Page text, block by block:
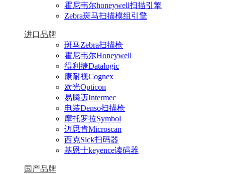
霍尼韦尔honeywell扫描引擎
Zebra斑马扫描模组引擎
进口品牌
斑马Zebra扫描枪
霍尼韦尔Honeywell
得利捷Datalogic
康耐视Cognex
欧光Opticon
易腾迈Intermec
电装Denso扫描枪
摩托罗拉Symbol
迈思肯Microscan
西克Sick扫码器
基恩士keyence读码器
国产品牌